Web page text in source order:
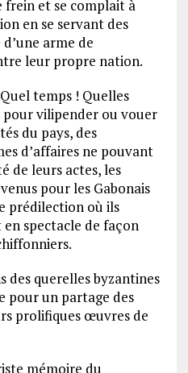
et se complait à
en se servant des
arme de
leur propre nation.
temps ! Quelles
pour vilipender ou vouer
du pays, des
d’affaires ne pouvant
de leurs actes, les
pour les Gabonais
prédilection où ils
spectacle de façon
des querelles byzantines
pour un partage des
prolifiques œuvres de
mémoire du